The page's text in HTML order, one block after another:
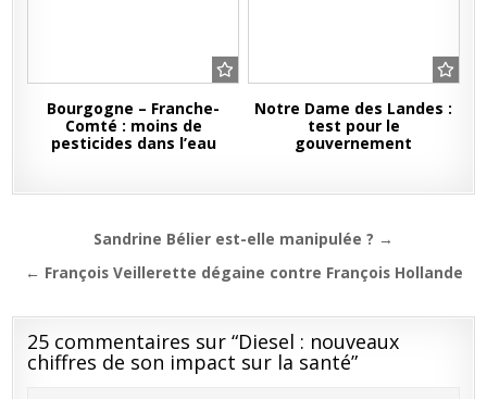
Bourgogne – Franche-
Comté : moins de
pesticides dans l’eau
Notre Dame des Landes :
test pour le
gouvernement
Navigation
de
Sandrine Bélier est-elle manipulée ? →
← François Veillerette dégaine contre François Hollande
25 commentaires sur “Diesel : nouveaux
chiffres de son impact sur la santé”